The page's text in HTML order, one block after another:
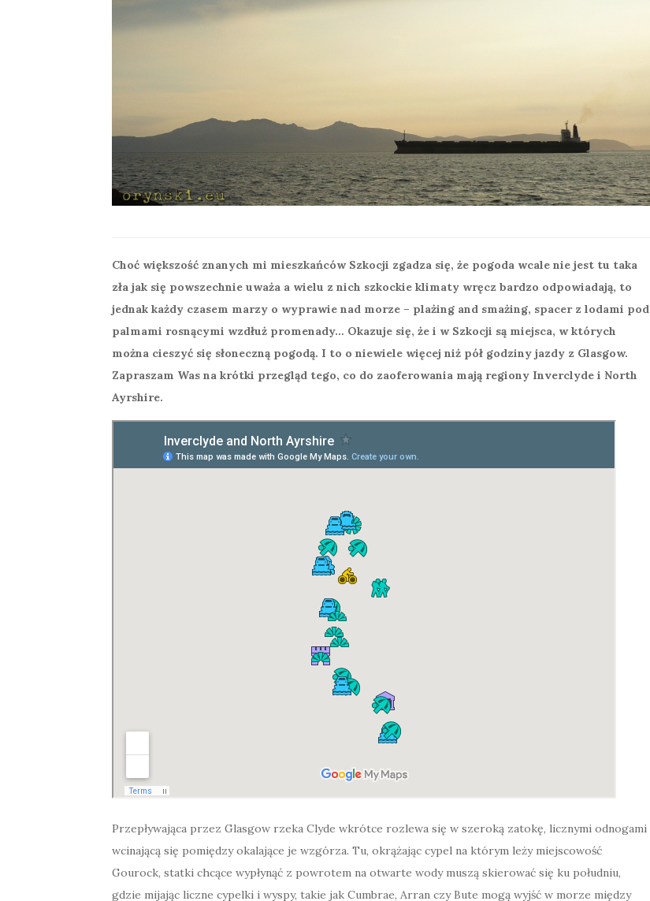
Choć większość znanych mi mieszkańców Szkocji zgadza się, że pogoda wcale nie jest tu taka
zła jak się powszechnie uważa a wielu z nich szkockie klimaty wręcz bardzo odpowiadają, to
jednak każdy czasem marzy o wyprawie nad morze – plażing and smażing, spacer z lodami pod
palmami rosnącymi wzdłuż promenady… Okazuje się, że i w Szkocji są miejsca, w których
można cieszyć się słoneczną pogodą. I to o niewiele więcej niż pół godziny jazdy z Glasgow.
Zapraszam Was na krótki przegląd tego, co do zaoferowania mają regiony Inverclyde i North
Ayrshire.
Przepływająca przez Glasgow rzeka Clyde wkrótce rozlewa się w szeroką zatokę, licznymi odnogami
wcinającą się pomiędzy okalające je wzgórza. Tu, okrążając cypel na którym leży miejscowość
Gourock, statki chcące wypłynąć z powrotem na otwarte wody muszą skierować się ku południu,
gdzie mijając liczne cypelki i wyspy, takie jak Cumbrae, Arran czy Bute mogą wyjść w morze między